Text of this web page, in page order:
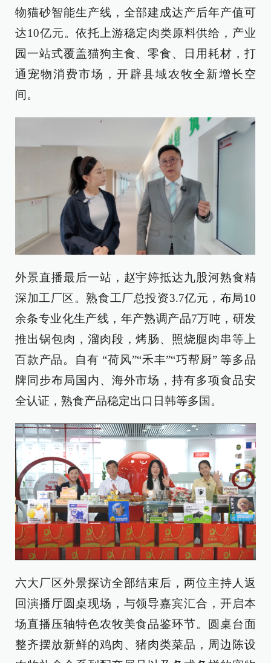
物猫砂智能生产线，全部建成达产后年产值可
达10亿元。依托上游稳定肉类原料供给，产业
园一站式覆盖猫狗主食、零食、日用耗材，打
通宠物消费市场，开辟县域农牧全新增长空
间。
外景直播最后一站，赵宇婷抵达九股河熟食精
深加工厂区。熟食工厂总投资3.7亿元，布局10
余条专业化生产线，年产熟调产品7万吨，研发
推出锅包肉，溜肉段，烤肠、照烧腿肉串等上
百款产品。自有 “荷风”“禾丰”“巧帮厨” 等多品
牌同步布局国内、海外市场，持有多项食品安
全认证，熟食产品稳定出口日韩等多国。
六大厂区外景探访全部结束后，两位主持人返
回演播厅圆桌现场，与领导嘉宾汇合，开启本
场直播压轴特色农牧美食品鉴环节。圆桌台面
整齐摆放新鲜的鸡肉、猪肉类菜品，周边陈设